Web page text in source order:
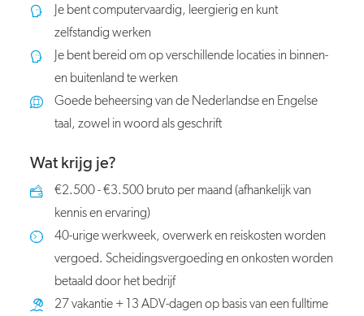
Je bent computervaardig, leergierig en kunt
zelfstandig werken
Je bent bereid om op verschillende locaties in binnen-
en buitenland te werken
Goede beheersing van de Nederlandse en Engelse
taal, zowel in woord als geschrift
Wat krijg je?
€2.500 - €3.500 bruto per maand (afhankelijk van
kennis en ervaring)
40-urige werkweek, overwerk en reiskosten worden
vergoed. Scheidingsvergoeding en onkosten worden
betaald door het bedrijf
27 vakantie + 13 ADV-dagen op basis van een fulltime